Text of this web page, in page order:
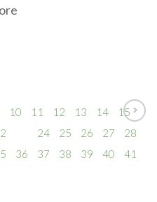
10 11 12 13 14
15
24 25 26 27
28
36 37 38 39 40 41